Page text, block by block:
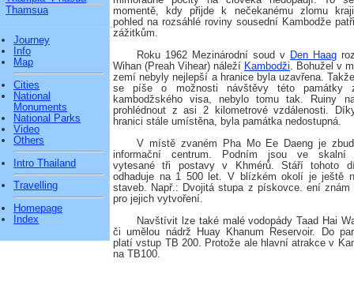
Thamsua
Journey
Info
Map
Cities
National
Monuments
National Parks
Video
Others
Intro Thailand
Travelling
Homepage
Index
momentě, kdy přijde k nečekanému zlomu
pohled na rozsáhlé roviny sousední Kambodže
zážitkům.
Roku 1962 Mezinárodní soud v Den Haag
Wihan (Preah Vihear) náleží Kambodži. Bohužel v
zemí nebyly nejlepší a hranice byla uzavřena.
se píše o možnosti návštěvy této památky
kambodžského visa, nebylo tomu tak. Ruiny
prohlédnout z asi 2 kilometrové vzdálenosti.
hranici stále umístěna, byla památka nedostupná.
V místě zvaném Pha Mo Ee Daeng je
informační centrum. Podním jsou ve skalní
vytesané tři postavy v Khmérů. Stáří tohoto
odhaduje na 1 500 let. V blízkém okolí je ještě
staveb. Např.: Dvojitá stupa z pískovce. ení znám
pro jejich vytvoření.
Navštívit lze také malé vodopády Taad Hai
či umělou nádrž Huay Khanum Reservoir. Do
platí vstup TB 200. Protože ale hlavní atrakce v
na TB100.